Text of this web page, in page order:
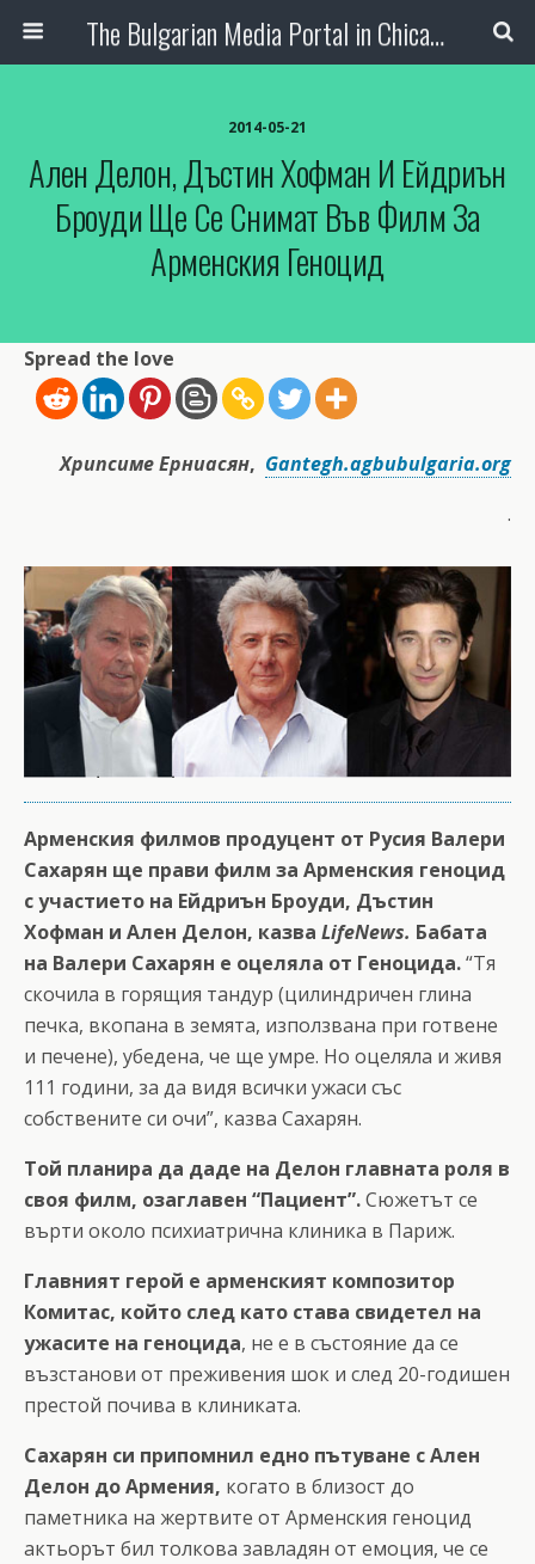
The Bulgarian Media Portal in Chicago
2014-05-21
Ален Делон, Дъстин Хофман И Ейдриън
Броуди Ще Се Снимат Във Филм За
Арменския Геноцид
Spread the love
Хрипсиме Ерниасян, Gantegh.agbubulgaria.org
.
Арменския филмов продуцент от Русия Валери
Сахарян ще прави филм за Арменския геноцид
с участието на Ейдриън Броуди, Дъстин
Хофман и Ален Делон, казва LifeNews. Бабата
на Валери Сахарян е оцеляла от Геноцида.“Тя
скочила в горящия тандур (цилиндричен глина
печка, вкопана в земята, използвана при готвене
и печене), убедена, че ще умре. Но оцеляла и живя
111 години, за да видя всички ужаси със
собствените си очи”, казва Сахарян.
Той планира да даде на Делон главната роля в
своя филм, озаглавен “Пациент”.Сюжетът се
върти около психиатрична клиника в Париж.
Главният герой е арменският композитор
Комитас, който след като става свидетел на
ужасите на геноцида, не е в състояние да се
възстанови от преживения шок и след 20-годишен
престой почива в клиниката.
Сахарян си припомнил едно пътуване с Ален
Делон до Армения, когато в близост до
паметника на жертвите от Арменския геноцид
актьорът бил толкова завладян от емоция, че се